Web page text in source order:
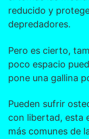
reducido y
depredadores.
Pero es cierto,
poco espacio
pone una gallina
Pueden sufrir
con libertad, esta
más comunes de